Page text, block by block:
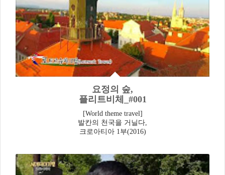
요정의 숲,
플리트비체_#001
[World theme travel]
발칸의 천국을 거닐다,
크로아티아 1부(2016)